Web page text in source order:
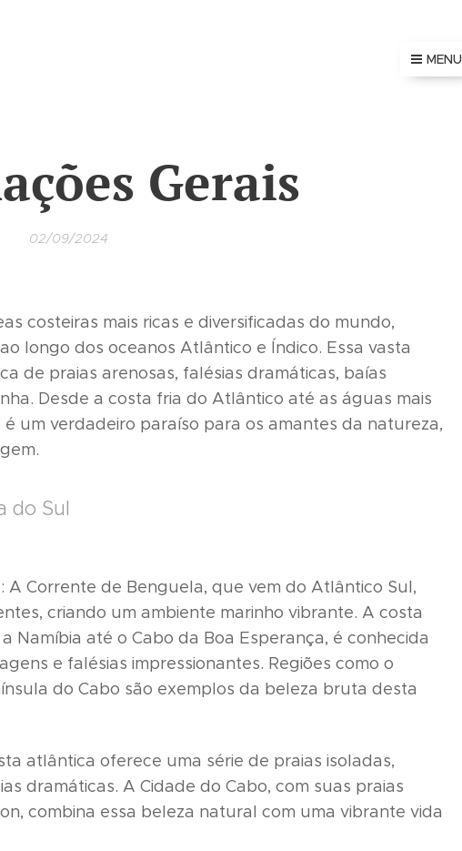
MENU
Gerais
02/09/2024
costeiras mais ricas e diversificadas do mundo,
longo dos oceanos Atlântico e Índico. Essa vasta
de praias arenosas, falésias dramáticas, baías
Desde a costa fria do Atlântico até as águas mais
um verdadeiro paraíso para os amantes da natureza,
do Sul
: A Corrente de Benguela, que vem do Atlântico Sul,
criando um ambiente marinho vibrante. A costa
Namíbia até o Cabo da Boa Esperança, é conhecida
e falésias impressionantes. Regiões como o
do Cabo são exemplos da beleza bruta desta
atlântica oferece uma série de praias isoladas,
dramáticas. A Cidade do Cabo, com suas praias
combina essa beleza natural com uma vibrante vida